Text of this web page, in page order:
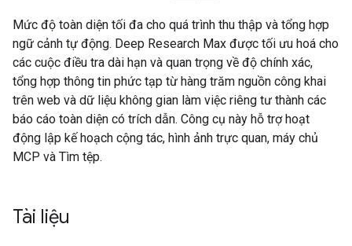
Mức độ toàn diện tối đa cho quá trình thu thập và tổng hợp
ngữ cảnh tự động. Deep Research Max được tối ưu hoá cho
các cuộc điều tra dài hạn và quan trọng về độ chính xác,
tổng hợp thông tin phức tạp từ hàng trăm nguồn công khai
trên web và dữ liệu không gian làm việc riêng tư thành các
báo cáo toàn diện có trích dẫn. Công cụ này hỗ trợ hoạt
động lập kế hoạch cộng tác, hình ảnh trực quan, máy chủ
MCP và Tìm tệp.
Tài liệu